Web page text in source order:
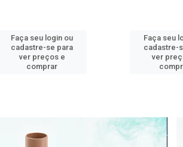
Faça seu login ou
cadastre-se para
ver preços e
comprar
Faça seu
cadastre-
ver